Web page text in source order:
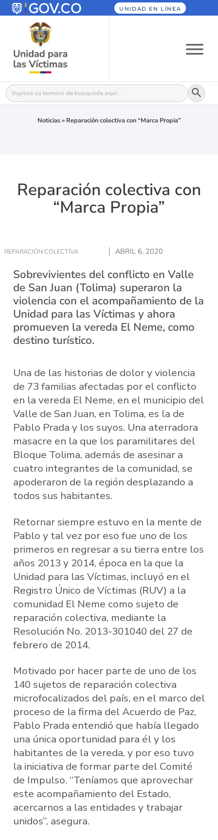
UNIDAD EN LÍNEA
Buscar: Botón
Noticias» Reparación colectiva con “Marca Propia”
Reparación colectiva con
“Marca Propia”
REPARACIÓN COLECTIVA ABRIL 6, 2020
Sobrevivientes del conflicto en Valle
de San Juan (Tolima) superaron la
violencia con el acompañamiento de la
Unidad para las Víctimas y ahora
promueven la vereda El Neme, como
destino turístico.
Una de las historias de dolor y violencia
de 73 familias afectadas por el conflicto
en la vereda El Neme, en el municipio del
Valle de San Juan, en Tolima, es la de
Pablo Prada y los suyos. Una aterradora
masacre en la que los paramilitares del
Bloque Tolima, además de asesinar a
cuatro integrantes de la comunidad, se
apoderaron de la región desplazando a
todos sus habitantes.
Retornar siempre estuvo en la mente de
Pablo y tal vez por eso fue uno de los
primeros en regresar a su tierra entre los
años 2013 y 2014, época en la que la
Unidad para las Víctimas, incluyó en el
Registro Único de Víctimas (RUV) a la
comunidad El Neme como sujeto de
reparación colectiva, mediante la
Resolución No. 2013-301040 del 27 de
febrero de 2014.
Motivado por hacer parte de uno de los
140 sujetos de reparación colectiva
microfocalizados del país, en el marco del
proceso de la firma del Acuerdo de Paz,
Pablo Prada entendió que había llegado
una única oportunidad para él y los
habitantes de la vereda, y por eso tuvo
la iniciativa de formar parte del Comité
de Impulso. “Teníamos que aprovechar
este acompañamiento del Estado,
acercarnos a las entidades y trabajar
unidos”, asegura.